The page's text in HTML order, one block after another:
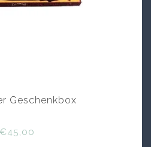
Geschenkbox
€45,00